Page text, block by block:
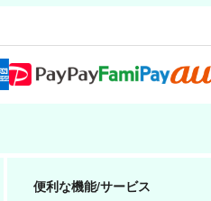
便利な機能/サービス